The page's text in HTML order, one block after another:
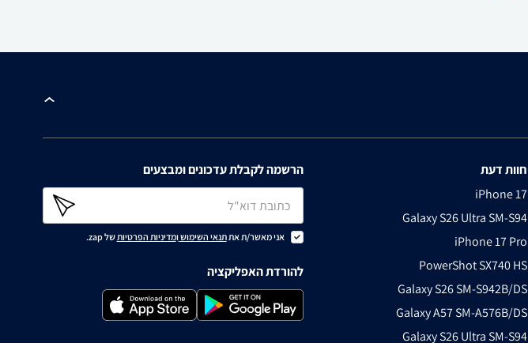
חוות דעת
iPhone 17
Galaxy S26 Ultra SM-S94
iPhone 17 Pro
PowerShot SX740 HS
Galaxy S26 SM-S942B/DS
Galaxy A57 SM-A576B/DS
Galaxy S26 Ultra SM-S94
הרשמה לקבלת עדכונים ומבצעים
אני מאשר/ת אתתנאי השימושומדיניות הפרטיותשל zap.
להורדת האפליקציה